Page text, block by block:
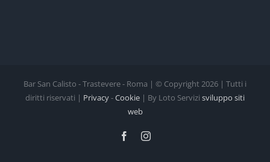
Bar San Calisto - Trastevere - Roma | © Copyright 2026 | Tutti i
diritti riservati | Privacy-Cookie | By Loto Servizi sviluppo siti
web
FacebookInstagram